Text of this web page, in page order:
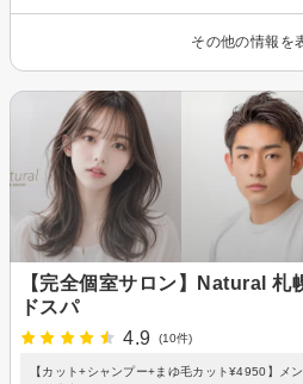
その他の情報を
【完全個室サロン】Natural 札
ドスパ
4.9
(10件)
【カット+シャンプー+まゆ毛カット¥4950】メ